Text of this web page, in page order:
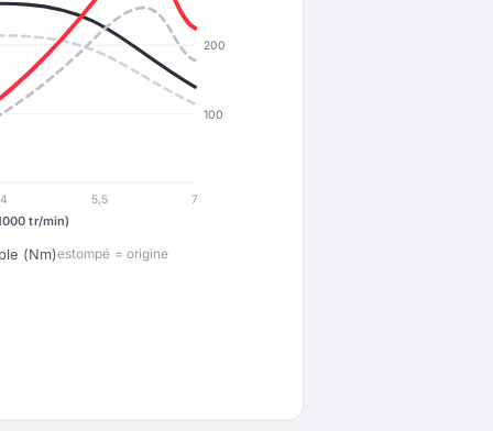
100
200
4 5,5 7
tr/min)
(Nm)estompé = origine